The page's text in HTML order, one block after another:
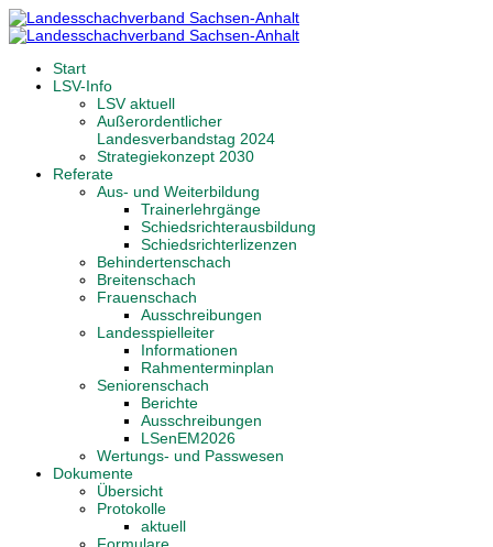
Start
LSV-Info
LSV aktuell
Außerordentlicher
Landesverbandstag 2024
Strategiekonzept 2030
Referate
Aus- und Weiterbildung
Trainerlehrgänge
Schiedsrichterausbildung
Schiedsrichterlizenzen
Behindertenschach
Breitenschach
Frauenschach
Ausschreibungen
Landesspielleiter
Informationen
Rahmenterminplan
Seniorenschach
Berichte
Ausschreibungen
LSenEM2026
Wertungs- und Passwesen
Dokumente
Übersicht
Protokolle
aktuell